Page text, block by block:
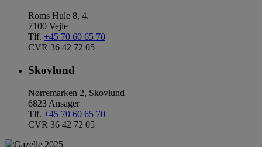
Roms Hule 8, 4.
7100 Vejle
Tlf. +45 70 60 65 70
CVR 36 42 72 05
Skovlund
Nørremarken 2, Skovlund
6823 Ansager
Tlf. +45 70 60 65 70
CVR 36 42 72 05